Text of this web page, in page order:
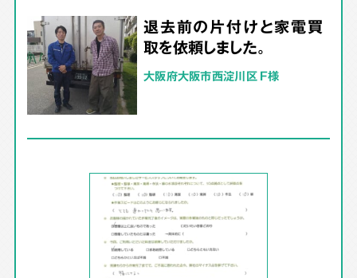
退去前の片付けと家電買
取を依頼しました。
大阪府大阪市西淀川区 F様